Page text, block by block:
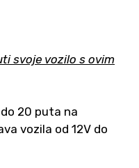
svoje vozilo s ovim
20 puta na
vozila od 12V do